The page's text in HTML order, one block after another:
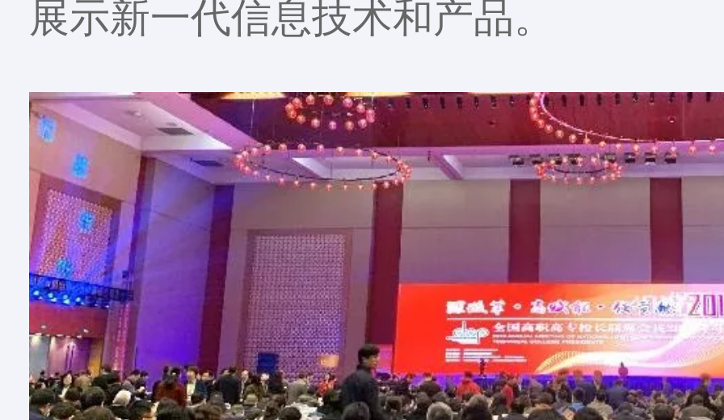
展示新一代信息技术和产品。